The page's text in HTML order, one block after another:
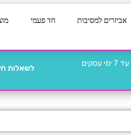
אביזרים למסיבות חד פעמי
עד 7 ימי עסקים
לשאלות